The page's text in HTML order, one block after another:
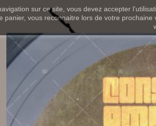
sur ce site, vous devez accepter
panier, vous reconnaitre lors de votre